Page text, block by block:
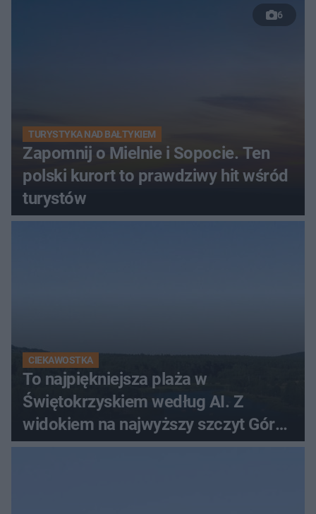
6
TURYSTYKA NAD BAŁTYKIEM
Zapomnij o Mielnie i Sopocie. Ten
polski kurort to prawdziwy hit wśród
turystów
CIEKAWOSTKA
To najpiękniejsza plaża w
Świętokrzyskiem według AI. Z
widokiem na najwyższy szczyt Gór
Świętokrzyskich